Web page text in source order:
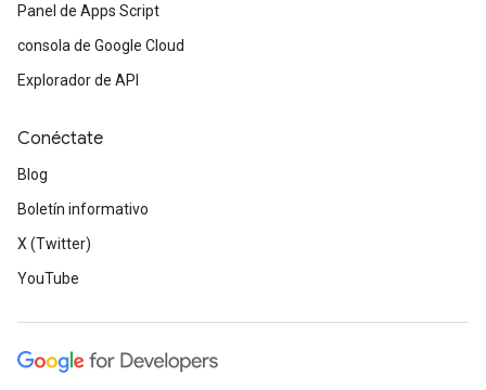
Panel de Apps Script
consola de Google Cloud
Explorador de API
Conéctate
Blog
Boletín informativo
X (Twitter)
YouTube